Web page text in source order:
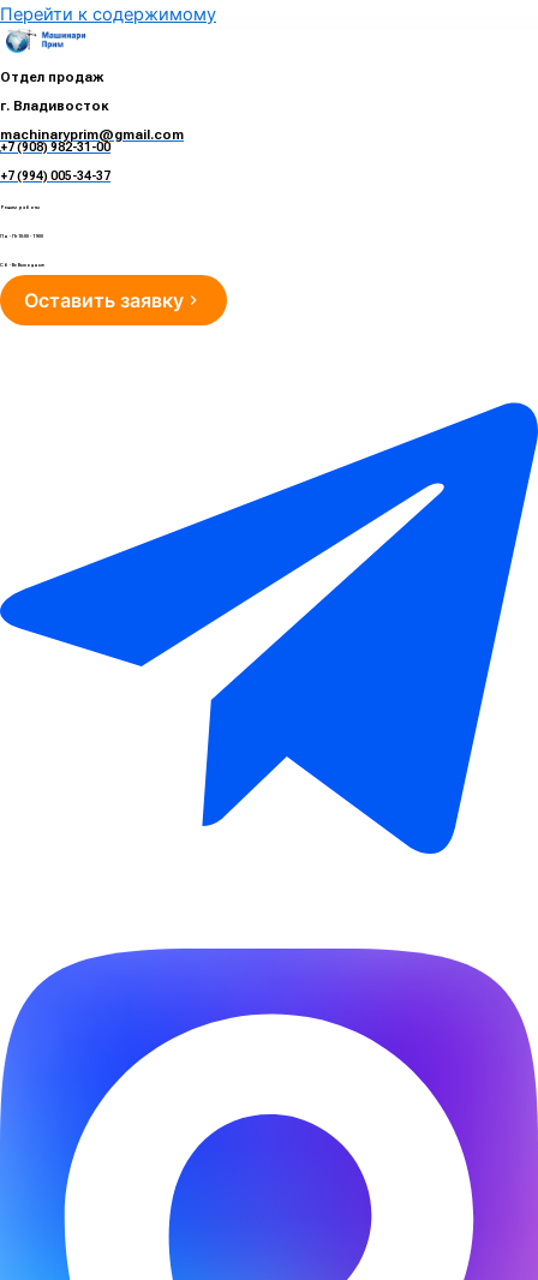
Перейти к содержимому
Отдел продаж
г. Владивосток
machinaryprim@gmail.com
+7 (908) 982-31-00
+7 (994) 005-34-37
Режим работы
Пн - Пт 10:00 - 19:00
Сб - Вс Выходные
Оставить заявку